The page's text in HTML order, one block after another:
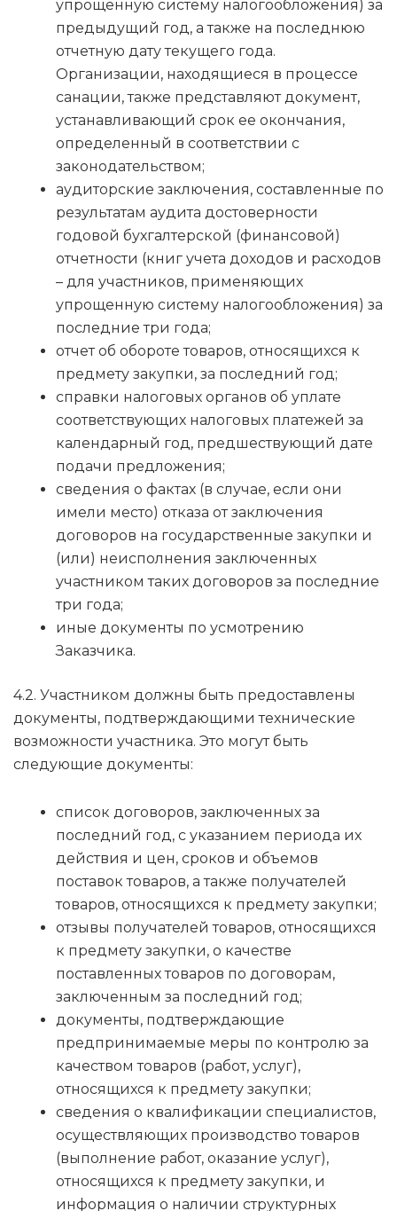
упрощенную систему налогообложения) за
предыдущий год, а также на последнюю
отчетную дату текущего года.
Организации, находящиеся в процессе
санации, также представляют документ,
устанавливающий срок ее окончания,
определенный в соответствии с
законодательством;
аудиторские заключения, составленные по
результатам аудита достоверности
годовой бухгалтерской (финансовой)
отчетности (книг учета доходов и расходов
– для участников, применяющих
упрощенную систему налогообложения) за
последние три года;
отчет об обороте товаров, относящихся к
предмету закупки, за последний год;
справки налоговых органов об уплате
соответствующих налоговых платежей за
календарный год, предшествующий дате
подачи предложения;
сведения о фактах (в случае, если они
имели место) отказа от заключения
договоров на государственные закупки и
(или) неисполнения заключенных
участником таких договоров за последние
три года;
иные документы по усмотрению
Заказчика.
4.2. Участником должны быть предоставлены
документы, подтверждающими технические
возможности участника. Это могут быть
следующие документы:
список договоров, заключенных за
последний год, с указанием периода их
действия и цен, сроков и объемов
поставок товаров, а также получателей
товаров, относящихся к предмету закупки;
отзывы получателей товаров, относящихся
к предмету закупки, о качестве
поставленных товаров по договорам,
заключенным за последний год;
документы, подтверждающие
предпринимаемые меры по контролю за
качеством товаров (работ, услуг),
относящихся к предмету закупки;
сведения о квалификации специалистов,
осуществляющих производство товаров
(выполнение работ, оказание услуг),
относящихся к предмету закупки, и
информация о наличии структурных